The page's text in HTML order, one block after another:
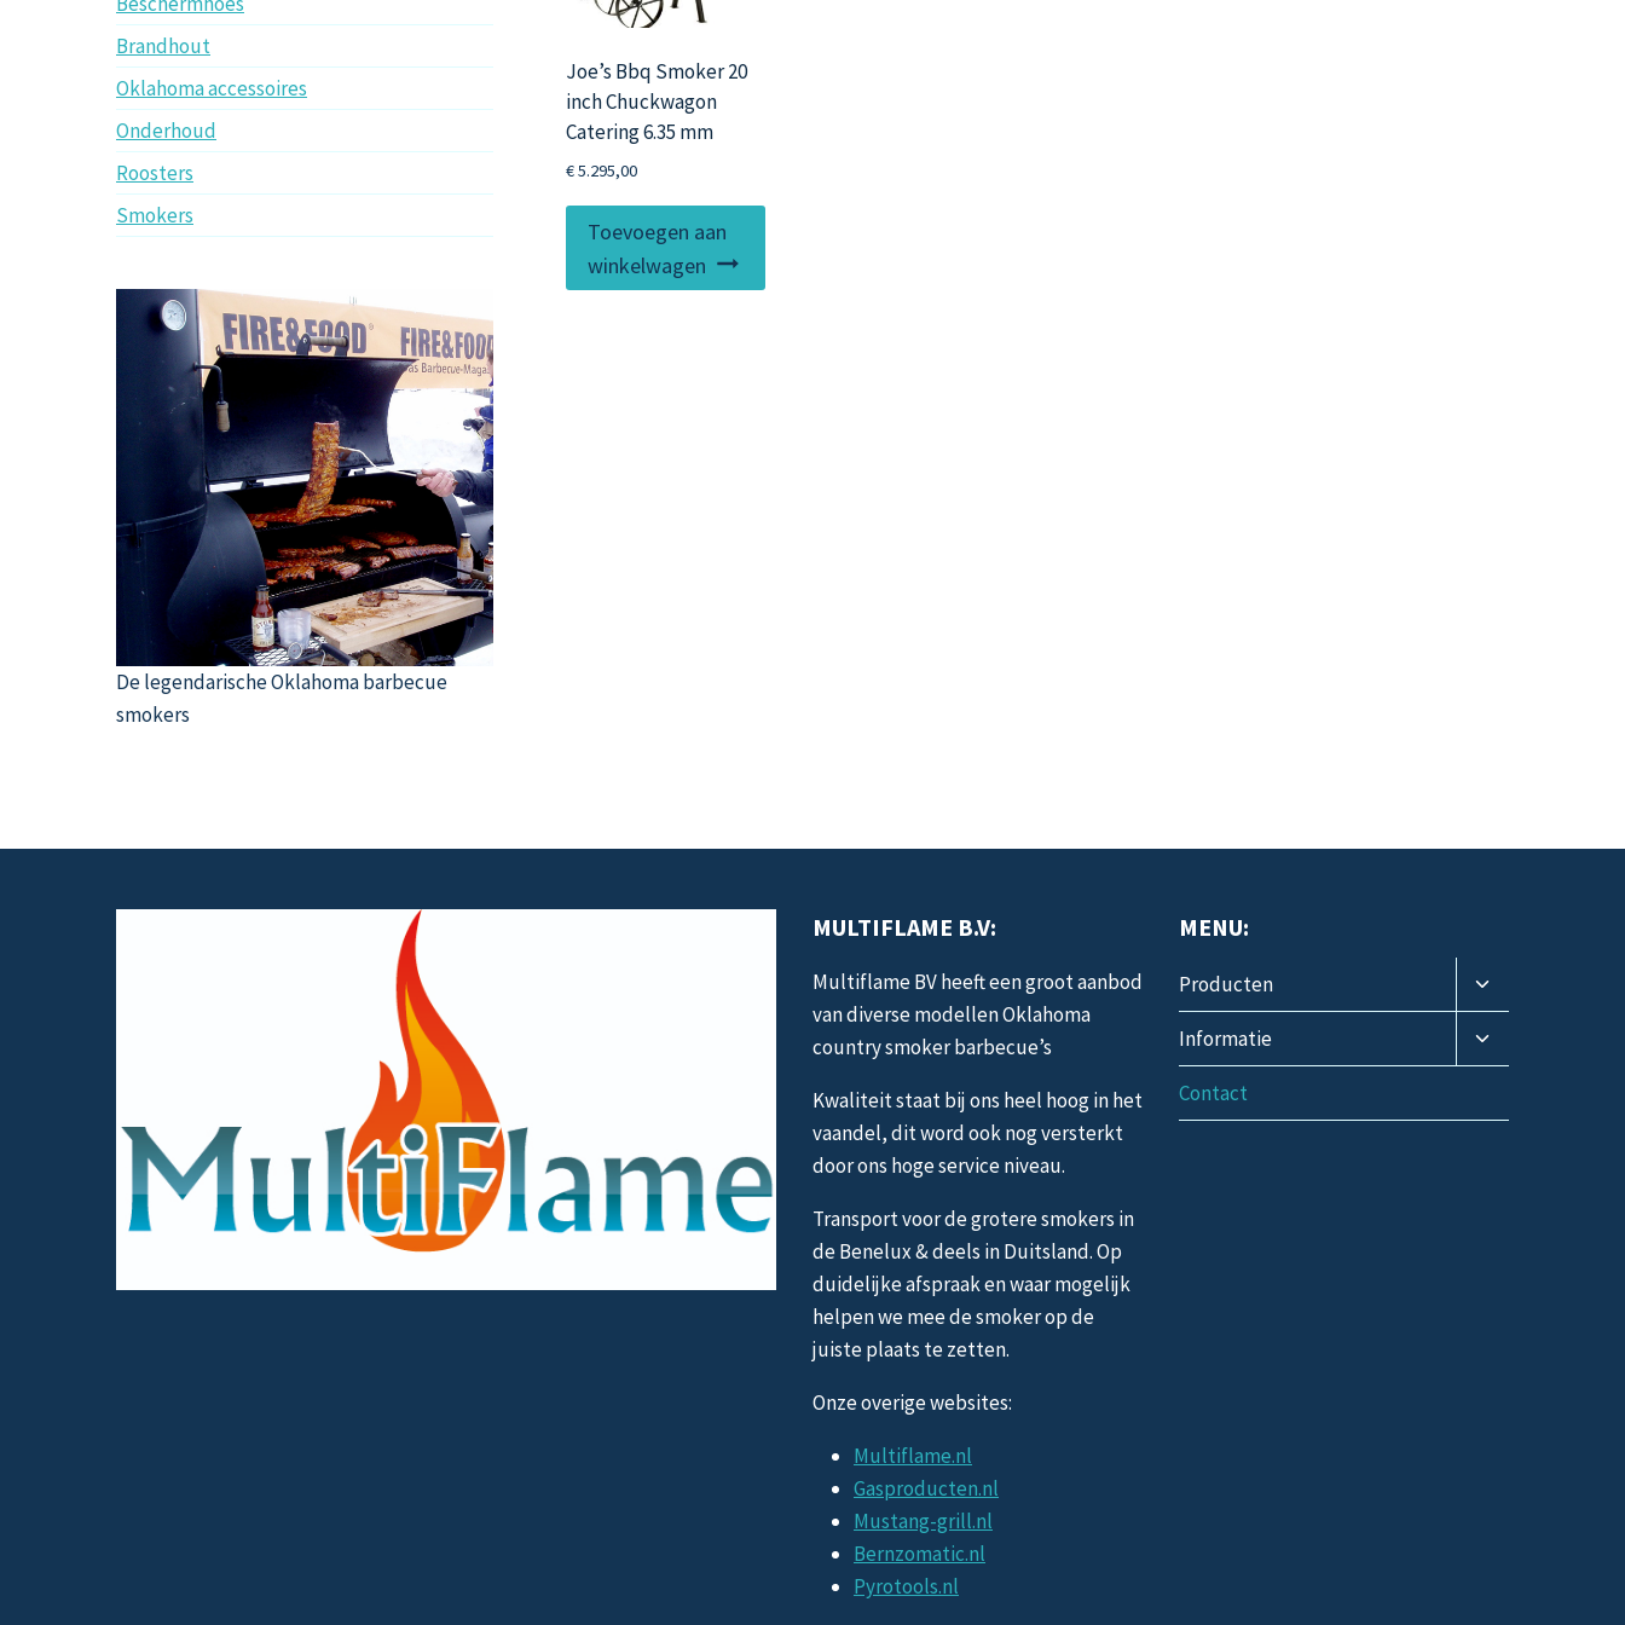
Joe’s Bbq Smoker 20
inch Chuckwagon
Catering 6.35 mm
€5.295,00
Toevoegen aan
winkelwagen
Brandhout
Oklahoma accessoires
Onderhoud
Roosters
Smokers
De legendarische Oklahoma barbecue
smokers
MULTIFLAME B.V:
Multiflame BV heeft een groot aanbod
van diverse modellen Oklahoma
country smoker barbecue’s
Kwaliteit staat bij ons heel hoog in het
vaandel, dit word ook nog versterkt
door ons hoge service niveau.
Transport voor de grotere smokers in
de Benelux & deels in Duitsland. Op
duidelijke afspraak en waar mogelijk
helpen we mee de smoker op de
juiste plaats te zetten.
Onze overige websites:
Multiflame.nl
Gasproducten.nl
Mustang-grill.nl
Bernzomatic.nl
Pyrotools.nl
MENU:
Producten
Toggle
submenu
Informatie
Toggle
submenu
Contact